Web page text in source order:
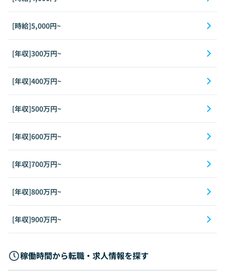
[時給]5,000円~
[年収]300万円~
[年収]400万円~
[年収]500万円~
[年収]600万円~
[年収]700万円~
[年収]800万円~
[年収]900万円~
稼働時間から転職・求人情報を探す